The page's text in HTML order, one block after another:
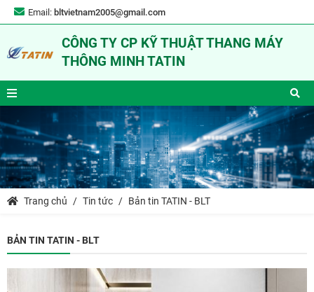
Email: bltvietnam2005@gmail.com
CÔNG TY CP KỸ THUẬT THANG MÁY
THÔNG MINH TATIN
Trang chủ Tin tức Bản tin TATIN - BLT
BẢN TIN TATIN - BLT